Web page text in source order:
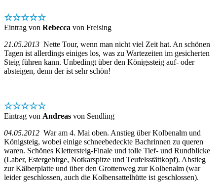
☆☆☆☆☆
Eintrag von Rebecca von Freising
21.05.2013 Nette Tour, wenn man nicht viel Zeit hat. An schönen
Tagen ist allerdings einiges los, was zu Wartezeiten im gesicherten
Steig führen kann. Unbedingt über den Königssteig auf- oder
absteigen, denn der ist sehr schön!
☆☆☆☆☆
Eintrag von Andreas von Sendling
04.05.2012 War am 4. Mai oben. Anstieg über Kolbenalm und
Königsteig, wobei einige schneebedeckte Bachrinnen zu queren
waren. Schönes Klettersteig-Finale und tolle Tief- und Rundblicke
(Laber, Estergebirge, Notkarspitze und Teufelsstättkopf). Abstieg
zur Kälberplatte und über den Grottenweg zur Kolbenalm (war
leider geschlossen, auch die Kolbensattelhütte ist geschlossen).